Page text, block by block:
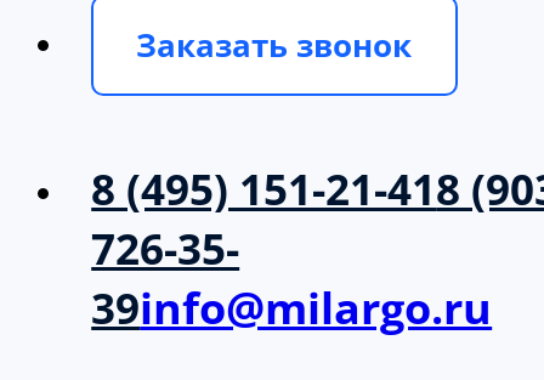
Заказать звонок
8 (495) 151-21-418
726-35-
39info@milargo.ru